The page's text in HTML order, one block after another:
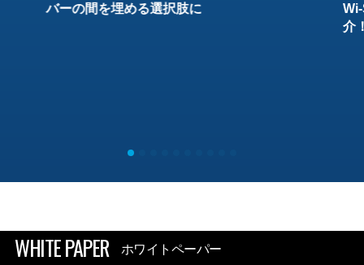
バーの間を埋める選択肢に
介
WHITE PAPER ホワイトペーパー